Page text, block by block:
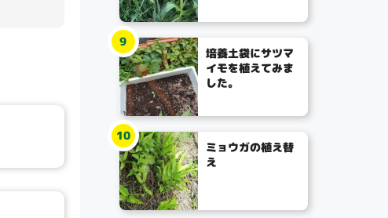
培養土袋にサツマ
イモを植えてみま
した。
9
ミョウガの植え替
え
10